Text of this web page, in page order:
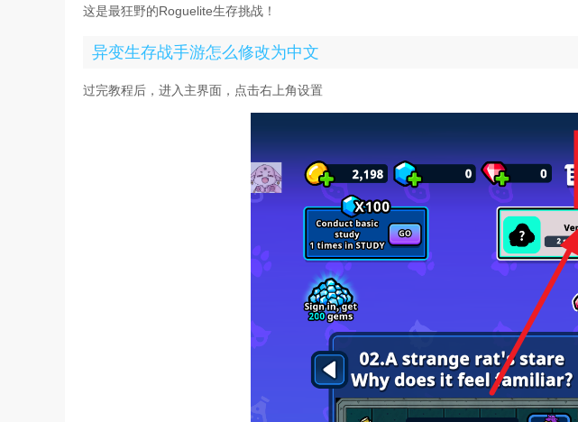
这是最狂野的Roguelite生存挑战！
异变生存战手游怎么修改为中文
过完教程后，进入主界面，点击右上角设置